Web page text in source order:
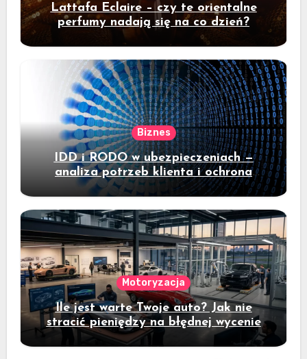
Lattafa Eclaire – czy te orientalne
perfumy nadają się na co dzień?
Biznes
IDD i RODO w ubezpieczeniach —
analiza potrzeb klienta i ochrona
danych
Motoryzacja
Ile jest warte Twoje auto? Jak nie
stracić pieniędzy na błędnej wycenie